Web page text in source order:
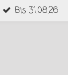
Bis 31.08.26